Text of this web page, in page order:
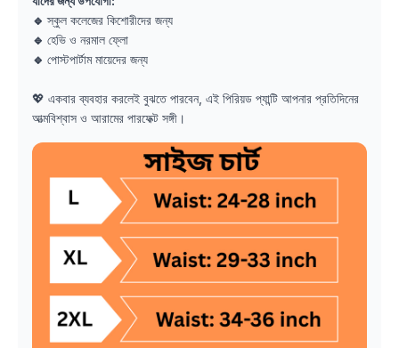
🔹স্কুল কলেজের কিশোরীদের জন্য
🔹 হেভি ও নরমাল ফ্লো
🔹 পোস্টপার্টাম মায়েদের জন্য
💖 একবার ব্যবহার করলেই বুঝতে পারবেন, এই পিরিয়ড প্যান্টি আপনার প্রতিদিনের
আত্মবিশ্বাস ও আরামের পারফেক্ট সঙ্গী।